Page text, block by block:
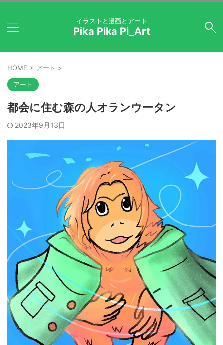
イラストと漫画とアート
Pika Pika Pi_Art
HOME > アート >
アート
都会に住む森の人オランウータン
2023年9月13日